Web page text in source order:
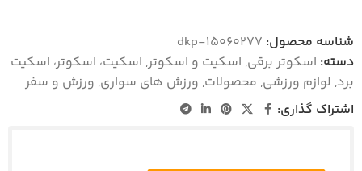
شناسه محصول: dkp-15060277
دسته: اسکوتر برقی, اسکیت و اسکوتر, اسکیت، اسکوتر، اسکیت
برد, لوازم ورزشی, محصولات, ورزش های سواری, ورزش و سفر
اشتراک گذاری: